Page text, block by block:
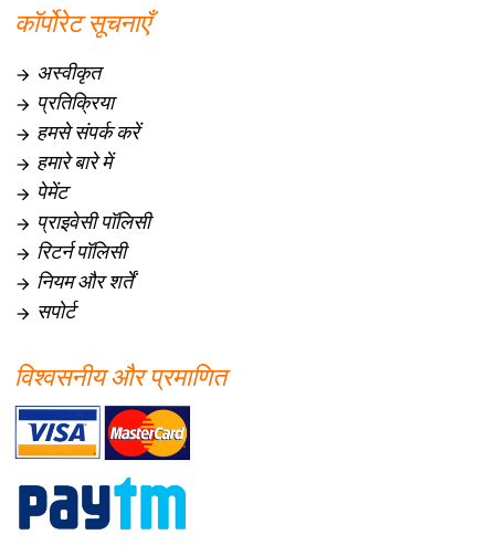
कॉर्पोरेट सूचनाएँ
 अस्वीकृत
 प्रतिक्रिया
 हमसे संपर्क करें
 हमारे बारे में
 पेमेंट
 प्राइवेसी पॉलिसी
 रिटर्न पॉलिसी
 नियम और शर्तें
 सपोर्ट
विश्वसनीय और प्रमाणित